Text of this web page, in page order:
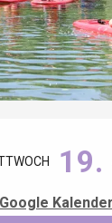
19.